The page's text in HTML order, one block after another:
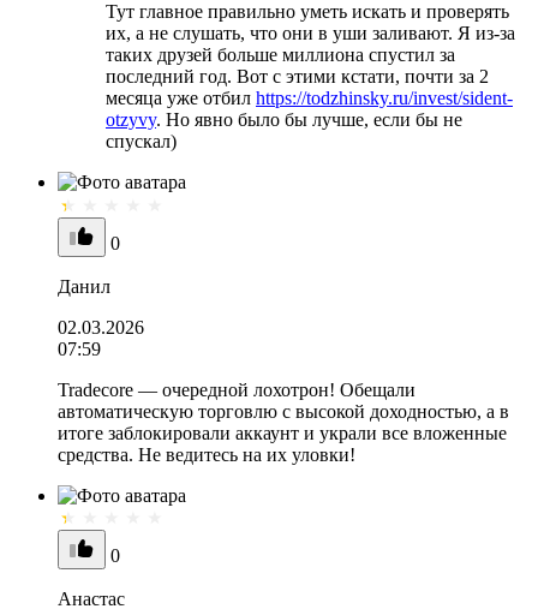
Тут главное правильно уметь искать и проверять
их, а не слушать, что они в уши заливают. Я из-за
таких друзей больше миллиона спустил за
последний год. Вот с этими кстати, почти за 2
месяца уже отбил https://todzhinsky.ru/invest/sident-
otzyvy. Но явно было бы лучше, если бы не
спускал)
0
Данил
02.03.2026
07:59
Tradecore — очередной лохотрон! Обещали
автоматическую торговлю с высокой доходностью, а в
итоге заблокировали аккаунт и украли все вложенные
средства. Не ведитесь на их уловки!
0
Анастас